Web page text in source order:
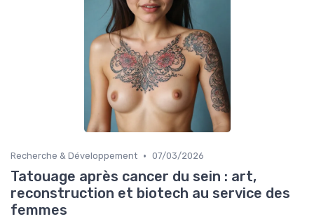
Recherche & Développement • 07/03/2026
Tatouage après cancer du sein : art,
reconstruction et biotech au service des
femmes